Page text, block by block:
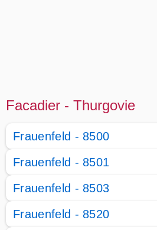
Facadier - Thurgovie
Frauenfeld - 8500
Frauenfeld - 8501
Frauenfeld - 8503
Frauenfeld - 8520